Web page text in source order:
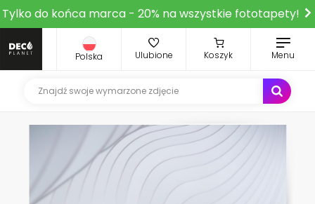
Tylko do końca marca - 20% na wszystkie fototapety!
Polska Ulubione Koszyk Menu